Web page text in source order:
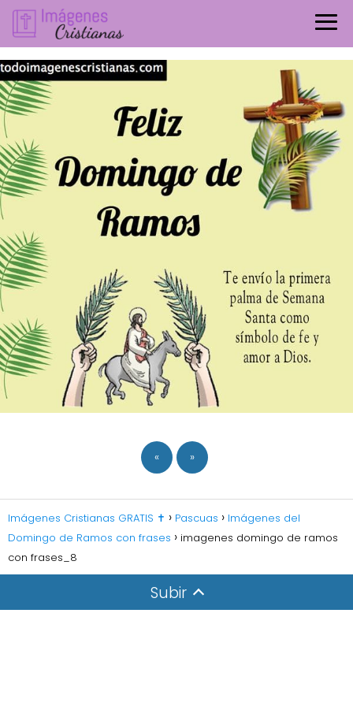
« »
Imágenes Cristianas GRATIS ✝️ Pascuas
Imágenes del
Domingo de Ramos con frases
imagenes domingo de ramos
con frases_8
Subir